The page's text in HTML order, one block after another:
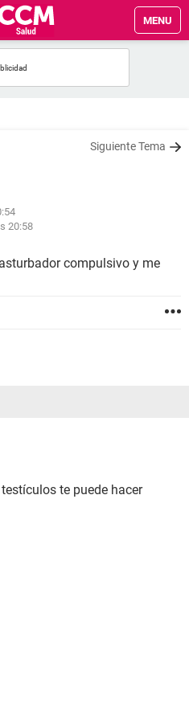
MENU
Siguiente Tema
20:58
compulsivo y me
te puede hacer